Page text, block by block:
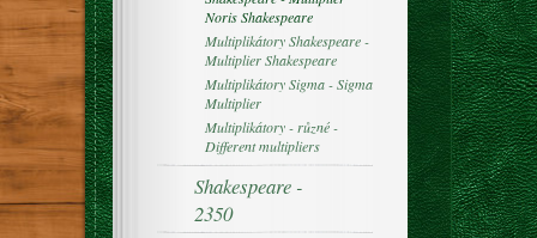
Noris Shakespeare
Multiplikátory Shakespeare -
Multiplier Shakespeare
Multiplikátory Sigma - Sigma
Multiplier
Multiplikátory - různé -
Different multipliers
Shakespeare -
2350